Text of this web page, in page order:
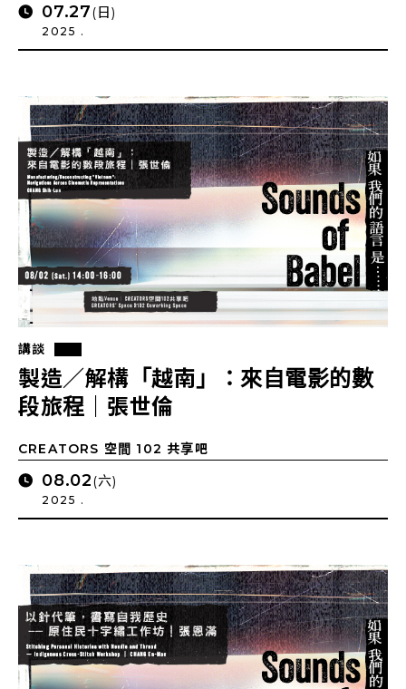
07.27(日)
2025 .
講談
製造／解構「越南」：來自電影的數
段旅程｜張世倫
CREATORS 空間 102 共享吧
08.02(六)
2025 .